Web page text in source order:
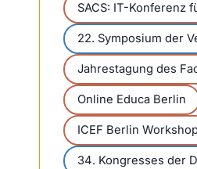
SACS: IT-Konferenz
22. Symposium der
Jahrestagung des
Online Educa Berlin
ICEF Berlin
34. Kongresses der